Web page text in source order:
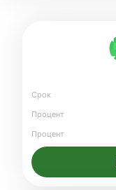
Срок
Процент
Процент